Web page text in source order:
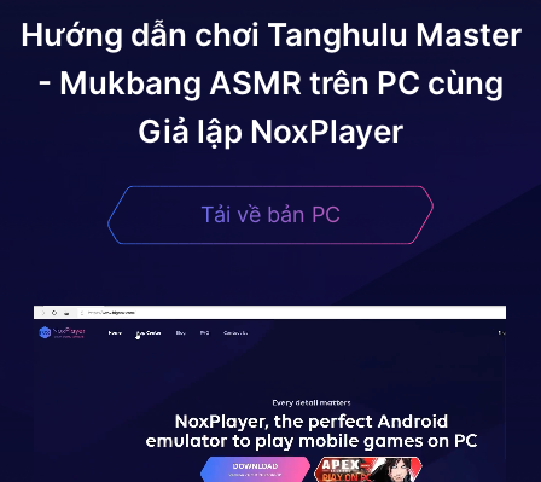
Hướng dẫn chơi Tanghulu Master
- Mukbang ASMR trên PC cùng
Giả lập NoxPlayer
Tải về bản PC